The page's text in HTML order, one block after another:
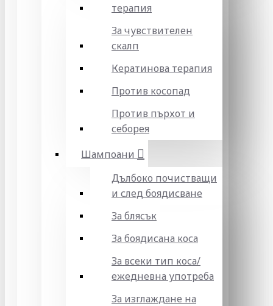
терапия
За чувствителен
скалп
Кератинова терапия
Против косопад
Против пърхот и
себорея
Шампоани
Дълбоко почистващи
и след боядисване
За блясък
За боядисана коса
За всеки тип коса/
ежедневна употреба
За изглаждане на